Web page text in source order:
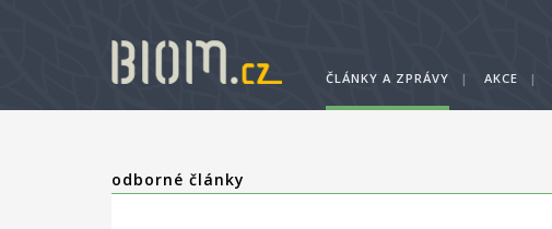
ČLÁNKY A ZPRÁVY | AKCE |
odborné články